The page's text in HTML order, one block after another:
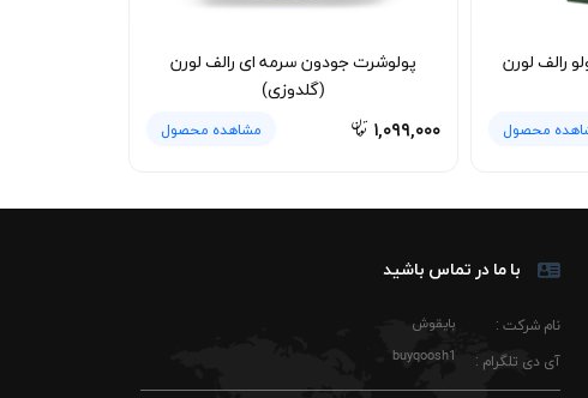
رالف لورن
محصول
پولوشرت جودون سرمه ای رالف لورن
(گلدوزی)
۱,۰۹۹,۰۰۰ مشاهده محصول
با ما در تماس باشید
نام شرکت :
آی دی تلگرام :
بایقوش
buyqoosh1